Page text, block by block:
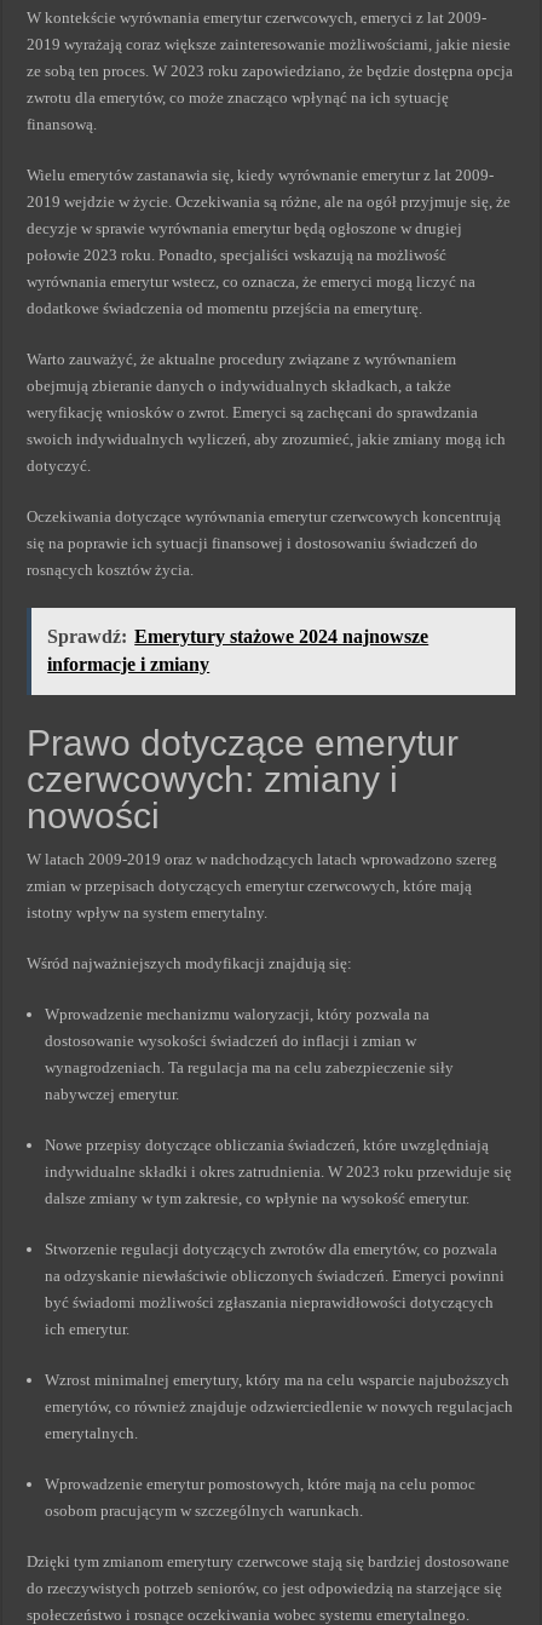
W kontekście wyrównania emerytur czerwcowych, emeryci z lat 2009-
2019 wyrażają coraz większe zainteresowanie możliwościami, jakie niesie
ze sobą ten proces. W 2023 roku zapowiedziano, że będzie dostępna opcja
zwrotu dla emerytów, co może znacząco wpłynąć na ich sytuację
finansową.
Wielu emerytów zastanawia się, kiedy wyrównanie emerytur z lat 2009-
2019 wejdzie w życie. Oczekiwania są różne, ale na ogół przyjmuje się, że
decyzje w sprawie wyrównania emerytur będą ogłoszone w drugiej
połowie 2023 roku. Ponadto, specjaliści wskazują na możliwość
wyrównania emerytur wstecz, co oznacza, że emeryci mogą liczyć na
dodatkowe świadczenia od momentu przejścia na emeryturę.
Warto zauważyć, że aktualne procedury związane z wyrównaniem
obejmują zbieranie danych o indywidualnych składkach, a także
weryfikację wniosków o zwrot. Emeryci są zachęcani do sprawdzania
swoich indywidualnych wyliczeń, aby zrozumieć, jakie zmiany mogą ich
dotyczyć.
Oczekiwania dotyczące wyrównania emerytur czerwcowych koncentrują
się na poprawie ich sytuacji finansowej i dostosowaniu świadczeń do
rosnących kosztów życia.
Sprawdź: Emerytury stażowe 2024 najnowsze
informacje i zmiany
Prawo dotyczące emerytur
czerwcowych: zmiany i
nowości
W latach 2009-2019 oraz w nadchodzących latach wprowadzono szereg
zmian w przepisach dotyczących emerytur czerwcowych, które mają
istotny wpływ na system emerytalny.
Wśród najważniejszych modyfikacji znajdują się:
Wprowadzenie mechanizmu waloryzacji, który pozwala na
dostosowanie wysokości świadczeń do inflacji i zmian w
wynagrodzeniach. Ta regulacja ma na celu zabezpieczenie siły
nabywczej emerytur.
Nowe przepisy dotyczące obliczania świadczeń, które uwzględniają
indywidualne składki i okres zatrudnienia. W 2023 roku przewiduje się
dalsze zmiany w tym zakresie, co wpłynie na wysokość emerytur.
Stworzenie regulacji dotyczących zwrotów dla emerytów, co pozwala
na odzyskanie niewłaściwie obliczonych świadczeń. Emeryci powinni
być świadomi możliwości zgłaszania nieprawidłowości dotyczących
ich emerytur.
Wzrost minimalnej emerytury, który ma na celu wsparcie najuboższych
emerytów, co również znajduje odzwierciedlenie w nowych regulacjach
emerytalnych.
Wprowadzenie emerytur pomostowych, które mają na celu pomoc
osobom pracującym w szczególnych warunkach.
Dzięki tym zmianom emerytury czerwcowe stają się bardziej dostosowane
do rzeczywistych potrzeb seniorów, co jest odpowiedzią na starzejące się
społeczeństwo i rosnące oczekiwania wobec systemu emerytalnego.